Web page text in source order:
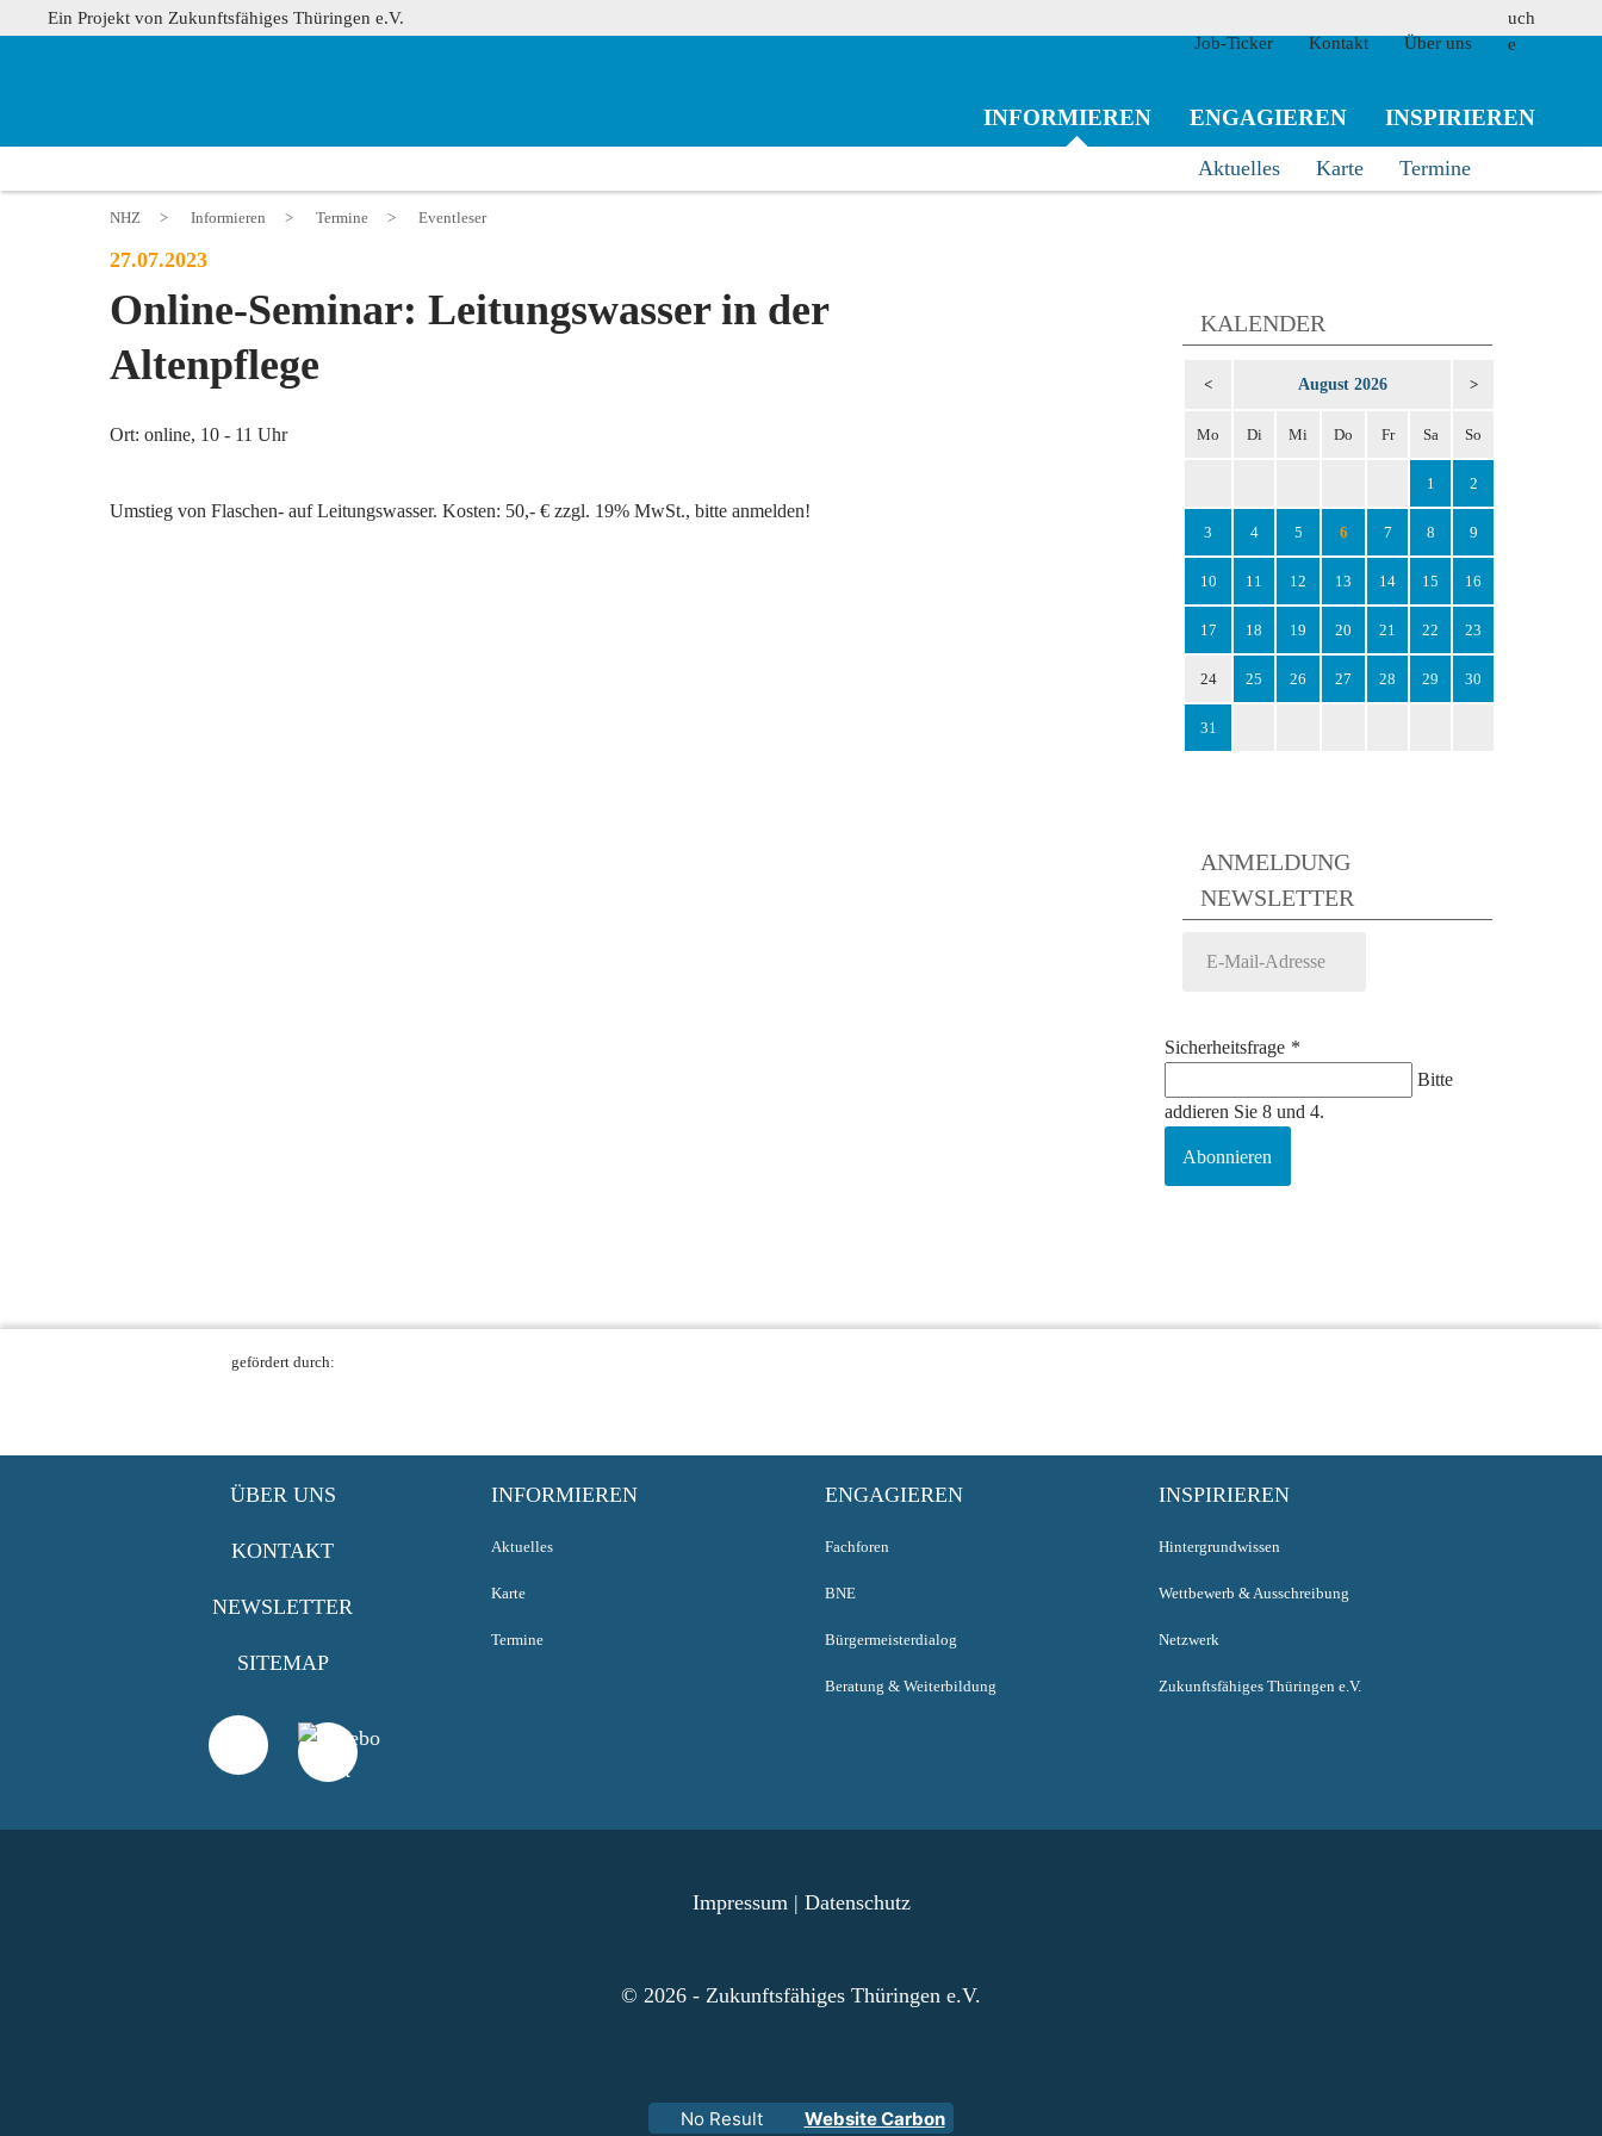
Ein Projekt von Zukunftsfähiges Thüringen e.V.
Job-Ticker
Kontakt Über uns
suchen
INFORMIEREN
Aktuelles Karte Termine
ENGAGIEREN INSPIRIEREN
NHZ > Informieren > Termine > Eventleser
27.07.2023
Online-Seminar: Leitungswasser in der
Altenpflege
Ort: online, 10 - 11 Uhr
Umstieg von Flaschen- auf Leitungswasser. Kosten: 50,- € zzgl. 19% MwSt., bitte anmelden!
KALENDER
< August 2026 >
Mo Di Mi Do Fr Sa So
1 2
3 4 5 6 7 8 9
10 11 12 13 14 15 16
17 18 19 20 21 22 23
24 25 26 27 28 29 30
31
ANMELDUNG
NEWSLETTER
Sicherheitsfrage *
Bitte
addieren Sie 8 und 4.
Abonnieren
gefördert durch:
ÜBER UNS
KONTAKT
NEWSLETTER
SITEMAP
INFORMIEREN
Aktuelles
Karte
Termine
ENGAGIEREN
Fachforen
BNE
Bürgermeisterdialog
Beratung & Weiterbildung
INSPIRIEREN
Hintergrundwissen
Wettbewerb & Ausschreibung
Netzwerk
Zukunftsfähiges Thüringen e.V.
Impressum| Datenschutz
© 2026 - Zukunftsfähiges Thüringen e.V.
No Result Website Carbon